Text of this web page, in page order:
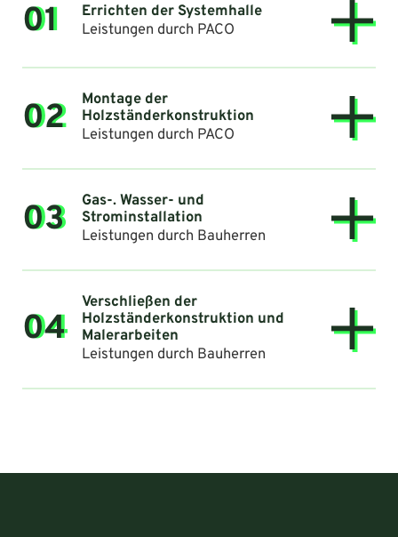
01
Errichten der Systemhalle
Leistungen durch PACO
02
Montage der
Holzständerkonstruktion
Leistungen durch PACO
03
Gas-. Wasser- und
Strominstallation
Leistungen durch Bauherren
04
Verschließen der
Holzständerkonstruktion und
Malerarbeiten
Leistungen durch Bauherren